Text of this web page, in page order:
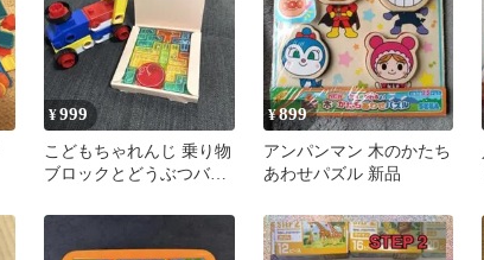
¥999
こどもちゃれんじ 乗り物
ブロックとどうぶつバラ
¥899
アンパンマン 木のかたち
あわせパズル 新品